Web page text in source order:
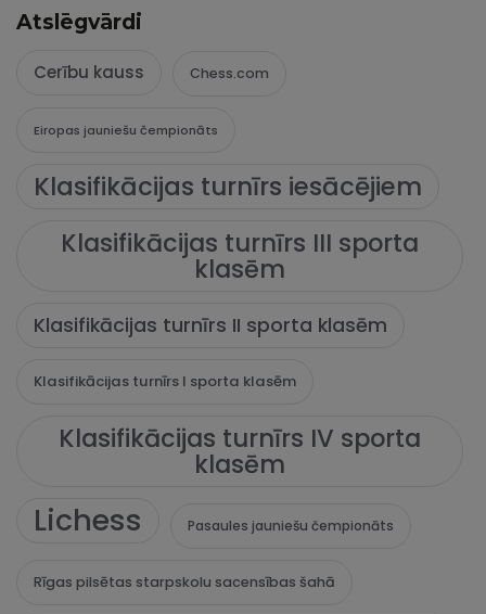
Atslēgvārdi
Cerību kauss Chess.com
Eiropas jauniešu čempionāts
Klasifikācijas turnīrs iesācējiem
Klasifikācijas turnīrs III sporta
klasēm
Klasifikācijas turnīrs II sporta klasēm
Klasifikācijas turnīrs I sporta klasēm
Klasifikācijas turnīrs IV sporta
klasēm
Lichess Pasaules jauniešu čempionāts
Rīgas pilsētas starpskolu sacensības šahā